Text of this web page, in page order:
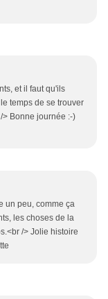
et il faut qu'ils
temps de se trouver
> Bonne journée :-)
un peu, comme ça
les choses de la
/> Jolie histoire